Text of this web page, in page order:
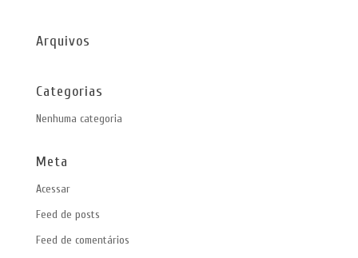
Arquivos
Categorias
Nenhuma categoria
Meta
Acessar
Feed de posts
Feed de comentários